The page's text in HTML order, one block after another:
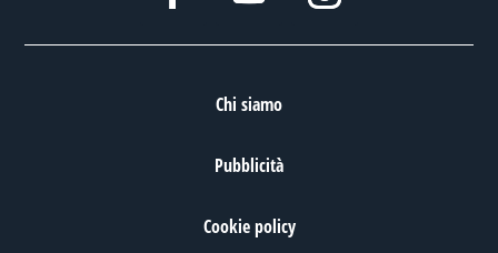
Chi siamo
Pubblicità
Cookie policy